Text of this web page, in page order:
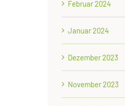
Februar 2024
Januar 2024
Dezember 2023
November 2023